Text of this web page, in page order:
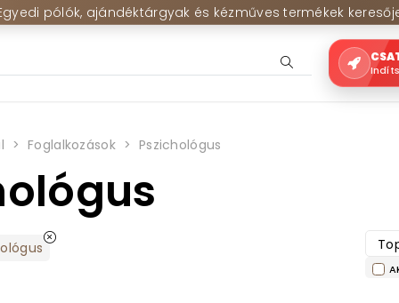
pólók, ajándéktárgyak és kézműves termékek
Foglalkozások Pszichológus